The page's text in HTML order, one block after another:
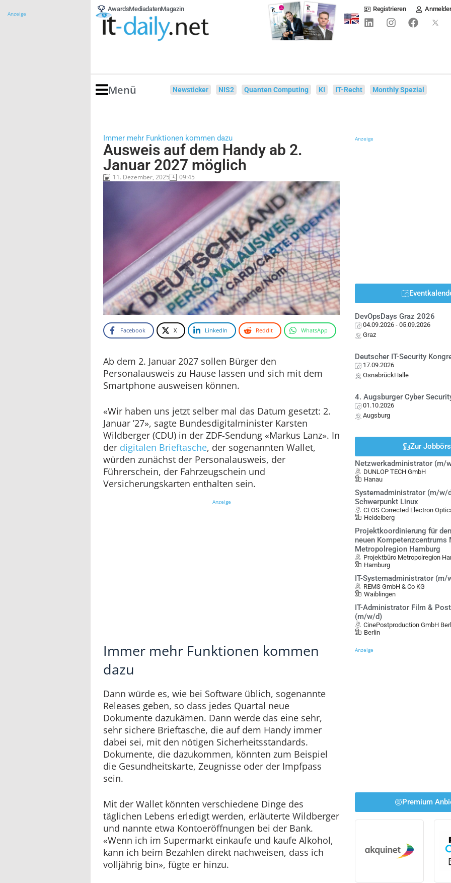
Anzeige
AwardsMediadatenMagazin Registrieren
Menü Newsticker NIS2 Quanten Computing KI IT-Recht Monthly Spezial
Immer mehr Funktionen kommen dazu
Ausweis auf dem Handy ab 2.
Januar 2027 möglich
11. Dezember, 2025 09:45
Facebook X LinkedIn Reddit WhatsApp
Ab dem 2. Januar 2027 sollen Bürger den
Personalausweis zu Hause lassen und sich mit dem
Smartphone ausweisen können.
«Wir haben uns jetzt selber mal das Datum gesetzt: 2.
Januar ’27», sagte Bundesdigitalminister Karsten
Wildberger (CDU) in der ZDF-Sendung «Markus Lanz». In
der digitalen Brieftasche, der sogenannten Wallet,
würden zunächst der Personalausweis, der
Führerschein, der Fahrzeugschein und
Versicherungskarten enthalten sein.
Anzeige
Immer mehr Funktionen kommen
dazu
Dann würde es, wie bei Software üblich, sogenannte
Releases geben, so dass jedes Quartal neue
Dokumente dazukämen. Dann werde das eine sehr,
sehr sichere Brieftasche, die auf dem Handy immer
dabei sei, mit den nötigen Sicherheitsstandards.
Dokumente, die dazukommen, könnten zum Beispiel
die Gesundheitskarte, Zeugnisse oder der Impfpass
sein.
Mit der Wallet könnten verschiedene Dinge des
täglichen Lebens erledigt werden, erläuterte Wildberger
und nannte etwa Kontoeröffnungen bei der Bank.
«Wenn ich im Supermarkt einkaufe und kaufe Alkohol,
kann ich beim Bezahlen direkt nachweisen, dass ich
volljährig bin», fügte er hinzu.
Anzeige
DevOpsDays Graz 2026
04.09.2026 - 05.09.2026
Graz
Deutscher IT-Security
17.09.2026
OsnabrückHalle
4. Augsburger Cyber
01.10.2026
Augsburg
Zur
Netzwerkadministrator (m/
DUNLOP TECH GmbH
Hanau
Systemadministrator (m/w/
Schwerpunkt Linux
CEOS Corrected Electron
Heidelberg
Projektkoordinierung für
neuen
Metropolregion Hamburg
Projektbüro Metropolregion
Hamburg
IT-Systemadministrator (m/
REMS GmbH & Co KG
Waiblingen
IT-Administrator Film &
(m/w/d)
CinePostproduction GmbH
Berlin
Anzeige
Premium